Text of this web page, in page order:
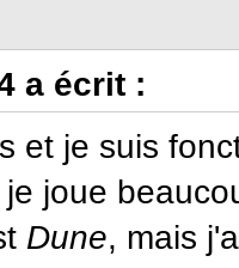
a écrit :
et je suis
joue
Dune, mais